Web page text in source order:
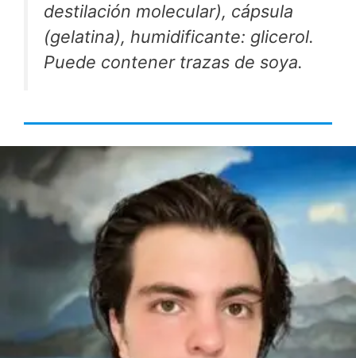
destilación molecular), cápsula
(gelatina), humidificante: glicerol.
Puede contener trazas de soya.